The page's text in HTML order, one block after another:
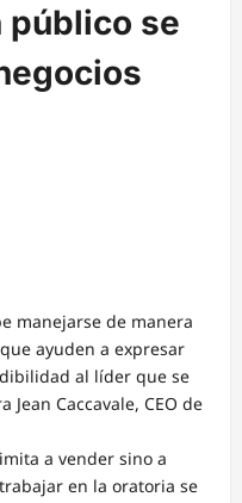
público se
manejarse de manera
ayuden a expresar
al líder que se
Caccavale, CEO de
a vender sino a
en la oratoria se